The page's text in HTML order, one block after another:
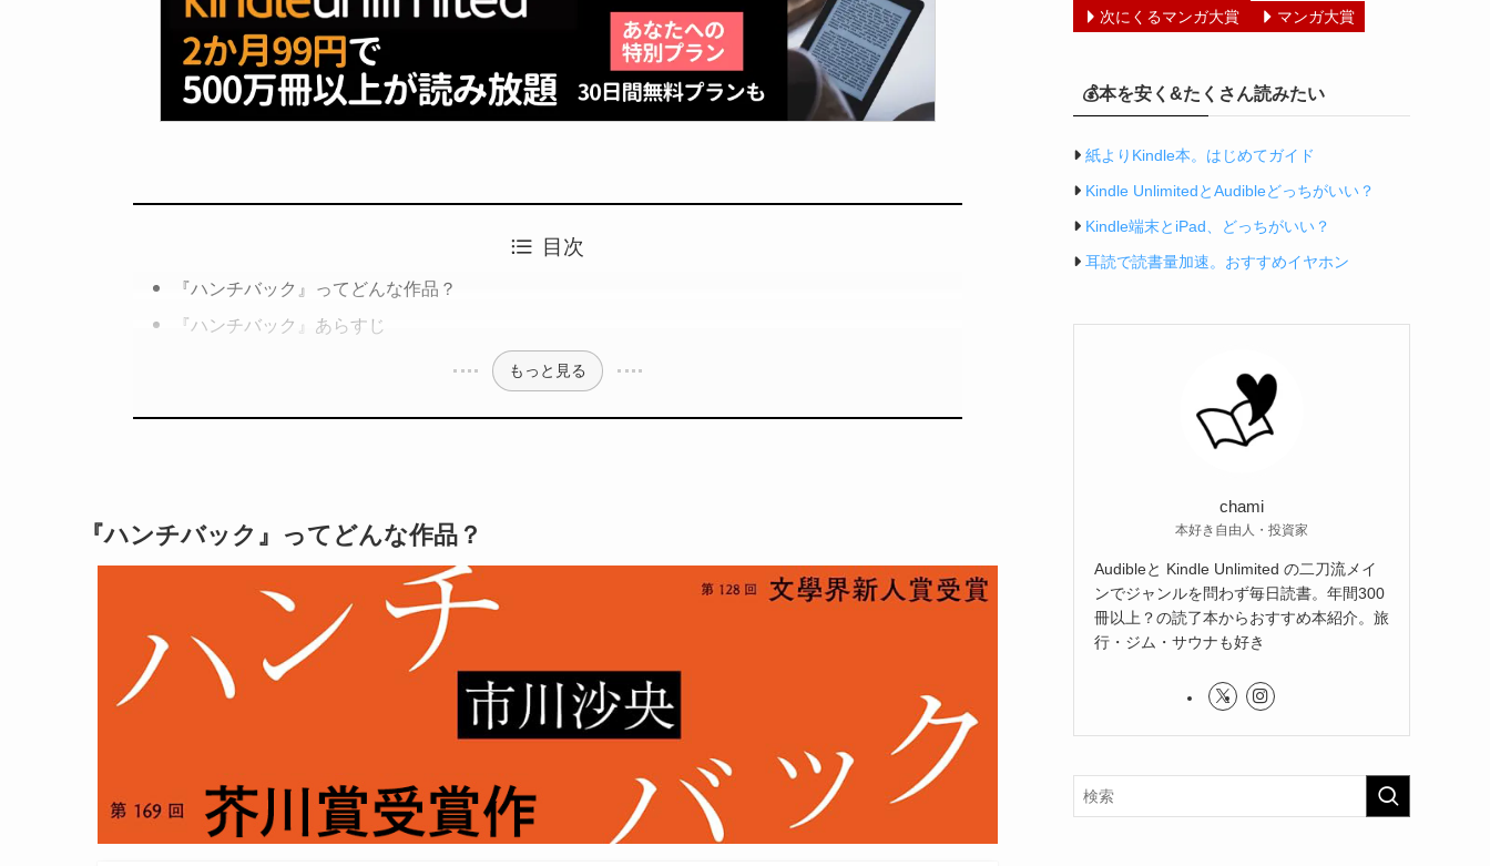
目次
『ハンチバック』ってどんな作品？
『ハンチバック』あらすじ
もっと見る
『ハンチバック』ってどんな作品？
次にくるマンガ大賞
マンガ大賞
💰本を安く&たくさん読みたい
紙よりKindle本。はじめてガイド
Kindle UnlimitedとAudibleどっちがいい？
Kindle端末とiPad、どっちがいい？
耳読で読書量加速。おすすめイヤホン
chami
本好き自由人・投資家
Audibleと Kindle Unlimited の二刀流メイ
ンでジャンルを問わず毎日読書。年間300
冊以上？の読了本からおすすめ本紹介。旅
行・ジム・サウナも好き